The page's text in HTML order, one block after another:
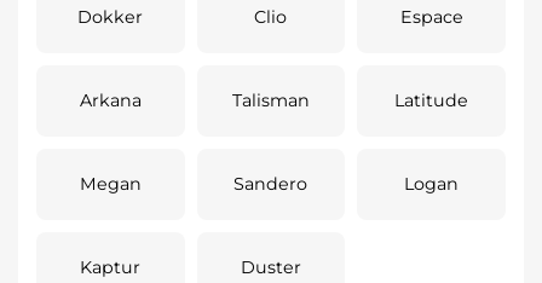
Dokker Clio Espace
Arkana Talisman Latitude
Megan Sandero Logan
Kaptur Duster